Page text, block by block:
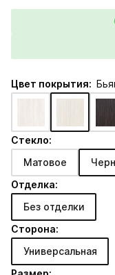
Цвет покрытия:
Стекло:
Матовое
Отделка:
Без отделки
Сторона:
Универсальная